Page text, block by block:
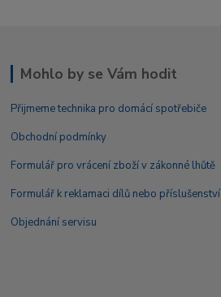
Mohlo by se Vám hodit
Přijmeme technika pro domácí spotřebiče
Obchodní podmínky
Formulář pro vrácení zboží v zákonné lhůtě
Formulář k reklamaci dílů nebo příslušenství
Objednání servisu